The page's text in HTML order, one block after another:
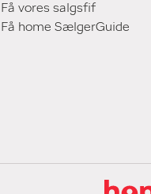
Få vores salgsfif
Få home SælgerGuide